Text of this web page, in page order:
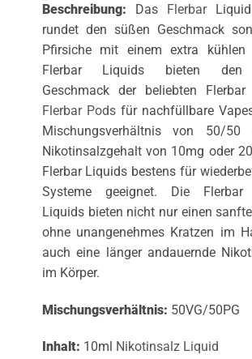
Beschreibung: Das FlerbarLiquid
rundet den süßen Geschmack
Pfirsiche mit einem extra kühlen
Flerbar Liquids bieten den
Geschmack der beliebten
Flerbar Podsfür nachfüllbare
Mischungsverhältnis von 50/50
Nikotinsalzgehalt von 10mg oder
Flerbar Liquids bestens für
Systeme geeignet. Die Flerbar
Liquids bieten nicht nur einen
ohne unangenehmes Kratzen im
auch eine länger andauernde
im Körper.
Mischungsverhältnis: 50VG/50PG
Inhalt: 10ml Nikotinsalz Liquid